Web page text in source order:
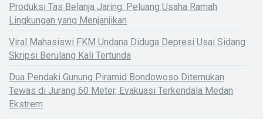
Produksi Tas Belanja Jaring: Peluang Usaha Ramah
Lingkungan yang Menjanjikan
Viral Mahasiswi FKM Undana Diduga Depresi Usai Sidang
Skripsi Berulang Kali Tertunda
Dua Pendaki Gunung Piramid Bondowoso Ditemukan
Tewas di Jurang 60 Meter, Evakuasi Terkendala Medan
Ekstrem